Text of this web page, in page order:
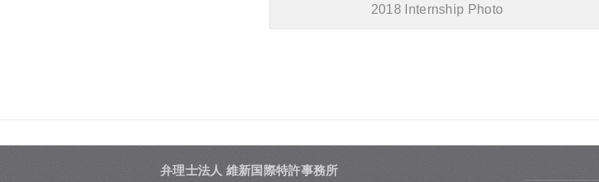
2018 Internship Photo
弁理士法人 維新国際特許事務所